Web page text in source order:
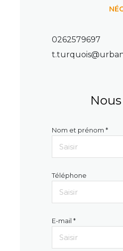
0262579697
Nom et prénom *
Téléphone
E-mail *